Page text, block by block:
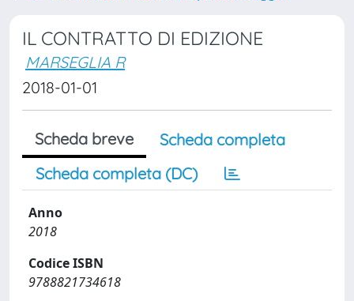
IL CONTRATTO DI EDIZIONE
MARSEGLIA R
2018-01-01
Scheda breve
Scheda completa
Scheda completa (DC)
Anno
2018
Codice ISBN
9788821734618